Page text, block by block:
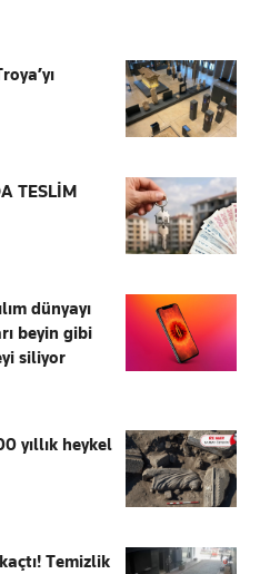
TESLİM
dünyayı
beyin gibi
siliyor
yıllık heykel
Temizlik